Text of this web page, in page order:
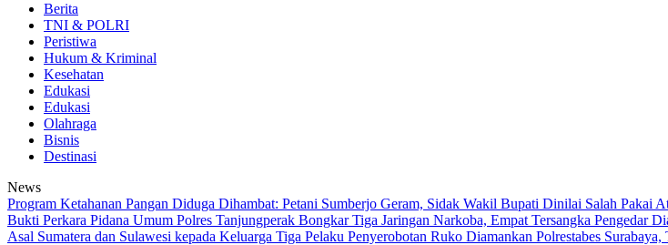
Berita
TNI & POLRI
Peristiwa
Hukum & Kriminal
Kesehatan
Edukasi
Edukasi
Olahraga
Bisnis
Destinasi
News
Program Ketahanan Pangan Diduga Dihambat: Petani Sumberjo Geram, Sidak Wakil Bupati Dinilai Salah Pakai
Bukti Perkara Pidana Umum Polres Tanjungperak Bongkar Tiga Jaringan Narkoba, Empat Tersangka Pengedar
Asal Sumatera dan Sulawesi kepada Keluarga Tiga Pelaku Penyerobotan Ruko Diamankan Polrestabes